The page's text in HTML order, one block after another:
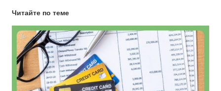
Читайте по теме